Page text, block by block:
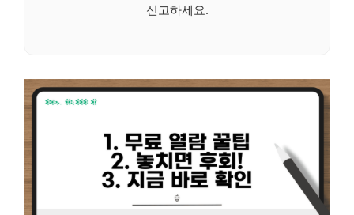
신고하세요.